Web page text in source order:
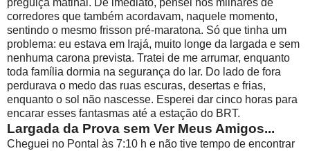
preguiça matinal. De imediato, pensei nos milhares de
corredores que também acordavam, naquele momento,
sentindo o mesmo frisson pré-maratona. Só que tinha um
problema: eu estava em Irajá, muito longe da largada e sem
nenhuma carona prevista. Tratei de me arrumar, enquanto
toda família dormia na segurança do lar. Do lado de fora
perdurava o medo das ruas escuras, desertas e frias,
enquanto o sol não nascesse. Esperei dar cinco horas para
encarar esses fantasmas até a estação do BRT.
Largada da Prova sem Ver Meus Amigos...
Cheguei no Pontal às 7:10 h e não tive tempo de encontrar